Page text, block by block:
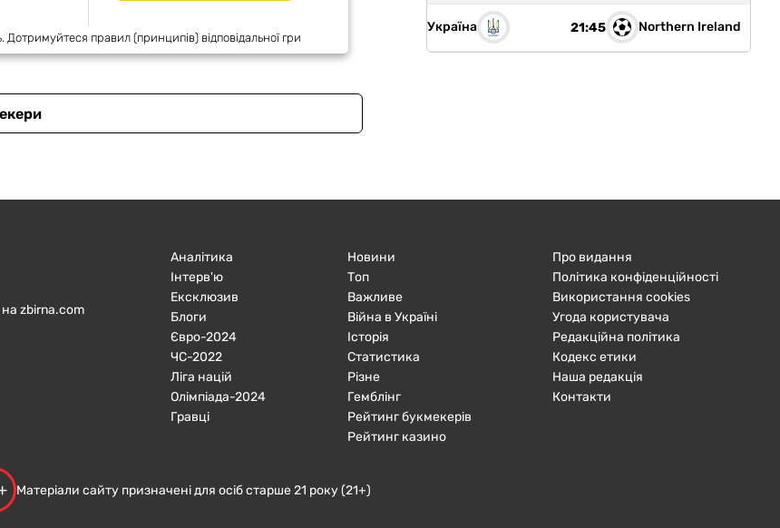
правил (принципів) відповідальної гри
Україна 21:45 Northern Ireland
на zbirna.com
Аналітика
Інтерв'ю
Ексклюзив
Блоги
Євро-2024
ЧC-2022
Ліга націй
Олімпіада-2024
Гравці
Новини
Топ
Важливе
Війна в Україні
Історія
Статистика
Різне
Гемблінг
Рейтинг букмекерів
Рейтинг казино
Про видання
Політика конфіденційності
Використання cookies
Угода користувача
Редакційна політика
Кодекс етики
Наша редакція
Контакти
Матеріали сайту призначені для осіб старше 21 року (21+)